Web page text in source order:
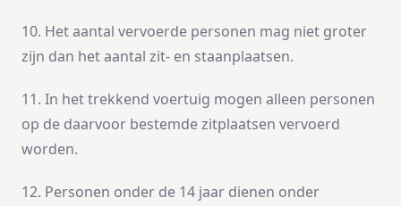
10. Het aantal vervoerde personen mag niet groter
zijn dan het aantal zit- en staanplaatsen.
11. In het trekkend voertuig mogen alleen personen
op de daarvoor bestemde zitplaatsen vervoerd
worden.
12. Personen onder de 14 jaar dienen onder